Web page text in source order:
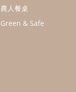
農人餐桌
Green & Safe